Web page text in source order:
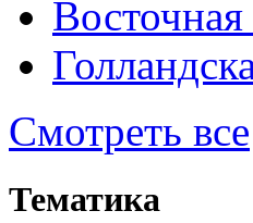
Восточная
Смотреть все
Тематика